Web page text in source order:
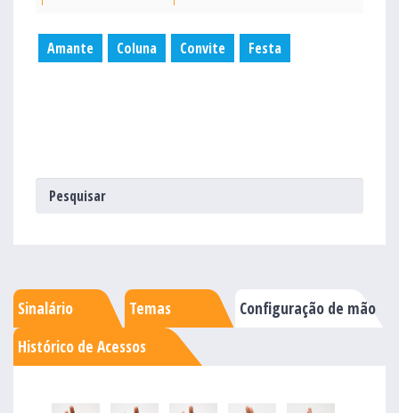
Amante Coluna Convite Festa
Sinalário Temas
Configuração de mão
Histórico de Acessos